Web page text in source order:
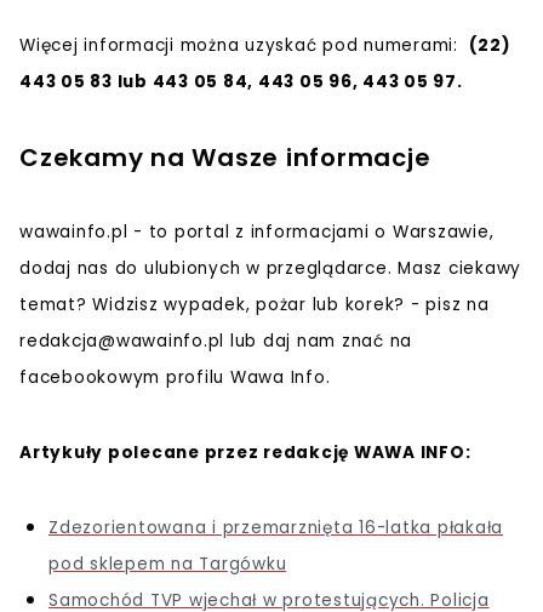
Więcej informacji można uzyskać pod numerami: (22)
443 05 83 lub 443 05 84, 443 05 96, 443 05 97.
Czekamy na Wasze informacje
wawainfo.pl - to portal z informacjami o Warszawie,
dodaj nas do ulubionych w przeglądarce. Masz ciekawy
temat? Widzisz wypadek, pożar lub korek? - pisz na
redakcja@wawainfo.pl lub daj nam znać na
facebookowym profilu Wawa Info.
Artykuły polecane przez redakcję WAWA INFO:
Zdezorientowana i przemarznięta 16-latka płakała
pod sklepem na Targówku
Samochód TVP wjechał w protestujących. Policja